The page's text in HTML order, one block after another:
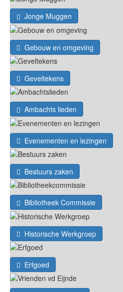
Jonge Muggen
Gebouw en omgeving
Geveltekens
Ambachts lieden
Evenementen en lezingen
Bestuurs zaken
Bibliotheek Commissie
Historische Werkgroep
Erfgoed